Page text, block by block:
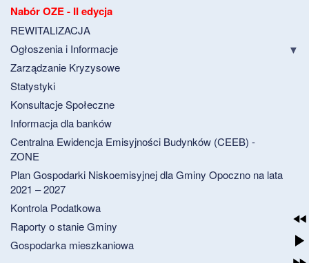
Nabór OZE - II edycja
REWITALIZACJA
Ogłoszenia i Informacje
Zarządzanie Kryzysowe
Statystyki
Konsultacje Społeczne
Informacja dla banków
Centralna Ewidencja Emisyjności Budynków (CEEB) -
ZONE
Plan Gospodarki Niskoemisyjnej dla Gminy Opoczno na lata
2021 – 2027
Kontrola Podatkowa
Raporty o stanie Gminy
Gospodarka mieszkaniowa